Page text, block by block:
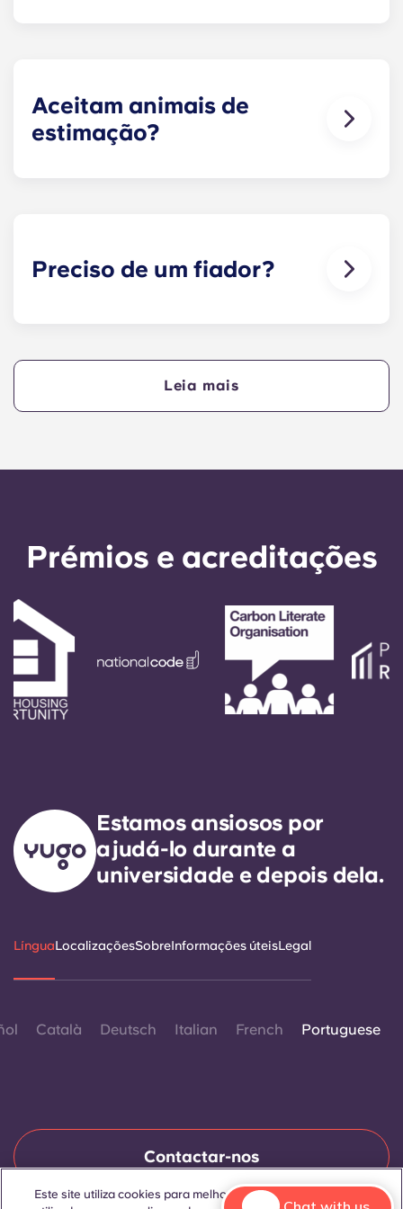
apoio ou na receção e iremos ajudá-lo assim que
for possível.
Aceitam animais de
estimação?
Preciso de um fiador?
que consegue efetuar os pagamentos a tempo.
Leia mais
Prémios e acreditações
Estamos ansiosos por
ajudá-lo durante a
universidade e depois dela.
LínguaLocalizaçõesSobreInformações úteisLegal
Català Deutsch Italian French Portuguese
Contactar-nos
Este site utiliza cookies para melhorar a experiência do